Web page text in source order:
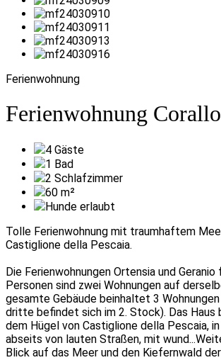
Ferienwohnung
Ferienwohnung Corallo
4 Gäste
1 Bad
2 Schlafzimmer
60 m²
Hunde erlaubt
Tolle Ferienwohnung mit traumhaftem
Castiglione della Pescaia.
Die Ferienwohnungen Ortensia und
Personen sind zwei Wohnungen auf
gesamte Gebäude beinhaltet 3
dritte befindet sich im 2. Stock). Das Haus
dem Hügel von Castiglione della Pescaia,
abseits von lauten Straßen, mit wund
Blick auf das Meer und den Kiefernwald